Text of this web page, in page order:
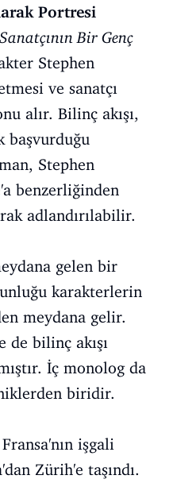
Portresi
Sanatçının Bir Genç
Stephen
ve sanatçı
alır. Bilinç akışı,
başvurduğu
Stephen
benzerliğinden
adlandırılabilir.
gelen bir
karakterlerin
meydana gelir.
de bilinç akışı
İç monolog da
biridir.
işgali
Zürih'e taşındı.